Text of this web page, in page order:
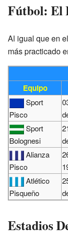
Fútbol: El
Al igual que en
más practicado
Equipo
Sport
Pisco
Sport
Bolognesi
Alianza
Pisco
Atlético
Pisqueño
Estadios